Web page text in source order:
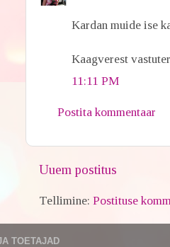
Kardan muide ise
Kaagverest
11:11 PM
Postita kommentaar
Uuem postitus
Tellimine:Postituse
TOETAJAD